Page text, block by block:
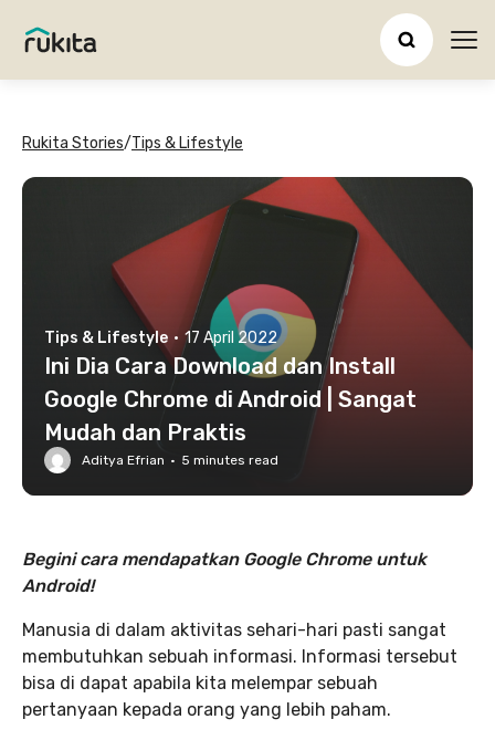
Rukita Stories/Tips & Lifestyle
Tips & Lifestyle · 17 April 2022
Ini Dia Cara Download dan Install
Google Chrome di Android | Sangat
Mudah dan Praktis
Aditya Efrian · 5 minutes read
Begini cara mendapatkan Google Chrome untuk
Android!
Manusia di dalam aktivitas sehari-hari pasti sangat
membutuhkan sebuah informasi. Informasi tersebut
bisa di dapat apabila kita melempar sebuah
pertanyaan kepada orang yang lebih paham.